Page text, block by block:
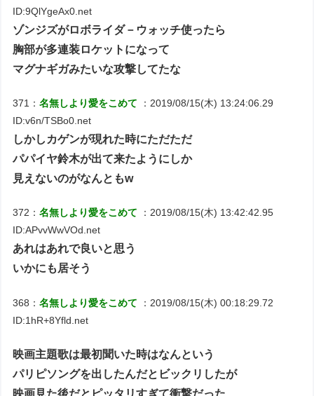
ID:9QlYgeAx0.net
ゾンジズがロボライダ－ウォッチ使ったら
胸部が多連装ロケットになって
マグナギガみたいな攻撃してたな
371：名無しより愛をこめて
：2019/08/15(木) 13:24:06.29
ID:v6n/TSBo0.net
しかしカゲンが現れた時にただただ
パパイヤ鈴木が出て来たようにしか
見えないのがなんともw
372：名無しより愛をこめて
：2019/08/15(木) 13:42:42.95
ID:APvvWwVOd.net
あれはあれで良いと思う
いかにも居そう
368：名無しより愛をこめて
：2019/08/15(木) 00:18:29.72
ID:1hR+8Yfld.net
映画主題歌は最初聞いた時はなんという
パリピソングを出したんだとビックリしたが